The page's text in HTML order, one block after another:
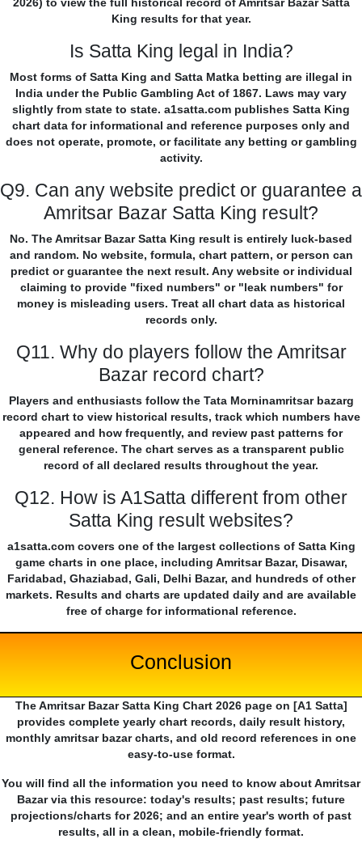
2026) to view the full historical record of Amritsar Bazar Satta
King results for that year.
Is Satta King legal in India?
Most forms of Satta King and Satta Matka betting are illegal in
India under the Public Gambling Act of 1867. Laws may vary
slightly from state to state. a1satta.com publishes Satta King
chart data for informational and reference purposes only and
does not operate, promote, or facilitate any betting or gambling
activity.
Q9. Can any website predict or guarantee a
Amritsar Bazar Satta King result?
No. The Amritsar Bazar Satta King result is entirely luck-based
and random. No website, formula, chart pattern, or person can
predict or guarantee the next result. Any website or individual
claiming to provide "fixed numbers" or "leak numbers" for
money is misleading users. Treat all chart data as historical
records only.
Q11. Why do players follow the Amritsar
Bazar record chart?
Players and enthusiasts follow the Tata Morninamritsar bazarg
record chart to view historical results, track which numbers have
appeared and how frequently, and review past patterns for
general reference. The chart serves as a transparent public
record of all declared results throughout the year.
Q12. How is A1Satta different from other
Satta King result websites?
a1satta.com covers one of the largest collections of Satta King
game charts in one place, including Amritsar Bazar, Disawar,
Faridabad, Ghaziabad, Gali, Delhi Bazar, and hundreds of other
markets. Results and charts are updated daily and are available
free of charge for informational reference.
Conclusion
The Amritsar Bazar Satta King Chart 2026 page on [A1 Satta]
provides complete yearly chart records, daily result history,
monthly amritsar bazar charts, and old record references in one
easy-to-use format.
You will find all the information you need to know about Amritsar
Bazar via this resource: today's results; past results; future
projections/charts for 2026; and an entire year's worth of past
results, all in a clean, mobile-friendly format.